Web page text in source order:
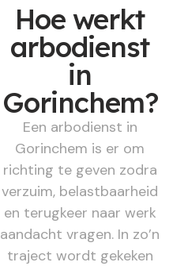
Hoe werkt
arbodienst
in
Gorinchem?
Een arbodienst in
Gorinchem is er om
richting te geven zodra
verzuim, belastbaarheid
en terugkeer naar werk
aandacht vragen. In zo’n
traject wordt gekeken